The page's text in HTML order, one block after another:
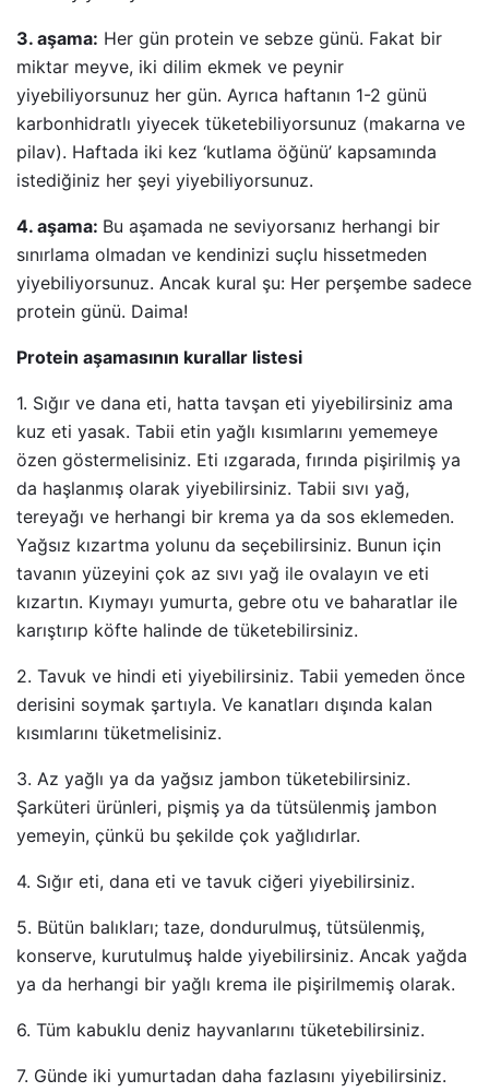
3. aşama: Her gün protein ve sebze günü. Fakat bir
miktar meyve, iki dilim ekmek ve peynir
yiyebiliyorsunuz her gün. Ayrıca haftanın 1-2 günü
karbonhidratlı yiyecek tüketebiliyorsunuz (makarna ve
pilav). Haftada iki kez ‘kutlama öğünü’ kapsamında
istediğiniz her şeyi yiyebiliyorsunuz.
4. aşama: Bu aşamada ne seviyorsanız herhangi bir
sınırlama olmadan ve kendinizi suçlu hissetmeden
yiyebiliyorsunuz. Ancak kural şu: Her perşembe sadece
protein günü. Daima!
Protein aşamasının kurallar listesi
1. Sığır ve dana eti, hatta tavşan eti yiyebilirsiniz ama
kuz eti yasak. Tabii etin yağlı kısımlarını yememeye
özen göstermelisiniz. Eti ızgarada, fırında pişirilmiş ya
da haşlanmış olarak yiyebilirsiniz. Tabii sıvı yağ,
tereyağı ve herhangi bir krema ya da sos eklemeden.
Yağsız kızartma yolunu da seçebilirsiniz. Bunun için
tavanın yüzeyini çok az sıvı yağ ile ovalayın ve eti
kızartın. Kıymayı yumurta, gebre otu ve baharatlar ile
karıştırıp köfte halinde de tüketebilirsiniz.
2. Tavuk ve hindi eti yiyebilirsiniz. Tabii yemeden önce
derisini soymak şartıyla. Ve kanatları dışında kalan
kısımlarını tüketmelisiniz.
3. Az yağlı ya da yağsız jambon tüketebilirsiniz.
Şarküteri ürünleri, pişmiş ya da tütsülenmiş jambon
yemeyin, çünkü bu şekilde çok yağlıdırlar.
4. Sığır eti, dana eti ve tavuk ciğeri yiyebilirsiniz.
5. Bütün balıkları; taze, dondurulmuş, tütsülenmiş,
konserve, kurutulmuş halde yiyebilirsiniz. Ancak yağda
ya da herhangi bir yağlı krema ile pişirilmemiş olarak.
6. Tüm kabuklu deniz hayvanlarını tüketebilirsiniz.
7. Günde iki yumurtadan daha fazlasını yiyebilirsiniz.